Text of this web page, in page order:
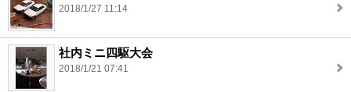
2018/1/27 11:14
社内ミニ四駆大会
2018/1/21 07:41